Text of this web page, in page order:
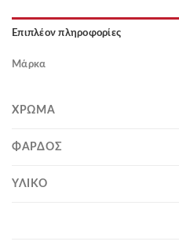
Επιπλέον πληροφορίες
Μάρκα
ΧΡΏΜΑ
ΦΆΡΔΟΣ
ΥΛΙΚΌ